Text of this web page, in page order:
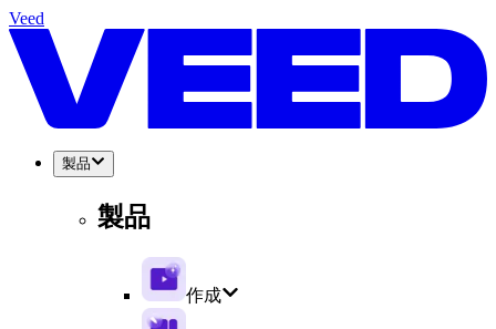
Veed
製品
製品
作成